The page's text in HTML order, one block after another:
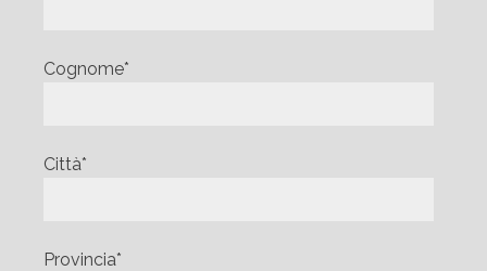
Cognome*
Città*
Provincia*